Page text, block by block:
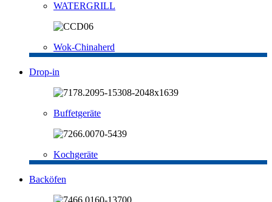
WATERGRILL
Wok-Chinaherd
Drop-in
Buffetgeräte
Kochgeräte
Backöfen